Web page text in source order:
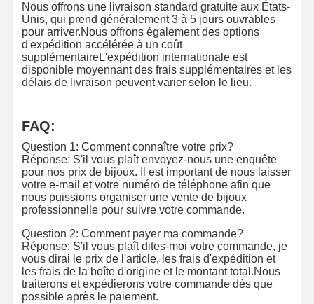
Une bague en or de 14 carats
Bracelet en or 14CT
Collier plaqué en or 14K
Nous offrons une livraison standard gratuite aux États-
Unis, qui prend généralement 3 à 5 jours ouvrables
pour arriver.Nous offrons également des options
d'expédition accélérée à un coût
supplémentaireL'expédition internationale est
disponible moyennant des frais supplémentaires et les
délais de livraison peuvent varier selon le lieu.
FAQ:
Question 1: Comment connaître votre prix?
Réponse: S'il vous plaît envoyez-nous une enquête
pour nos prix de bijoux. Il est important de nous laisser
votre e-mail et votre numéro de téléphone afin que
nous puissions organiser une vente de bijoux
professionnelle pour suivre votre commande.
Question 2: Comment payer ma commande?
Réponse: S'il vous plaît dites-moi votre commande, je
vous dirai le prix de l'article, les frais d'expédition et
les frais de la boîte d'origine et le montant total.Nous
traiterons et expédierons votre commande dès que
possible après le paiement.